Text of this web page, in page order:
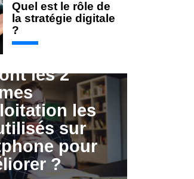
Quel est le rôle de
la stratégie digitale
?
les 2
les
sur
pour
?